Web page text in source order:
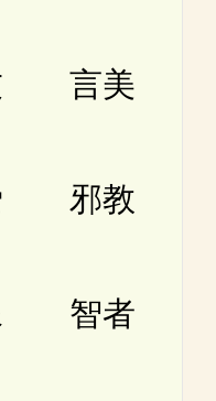
言美
邪教
智者